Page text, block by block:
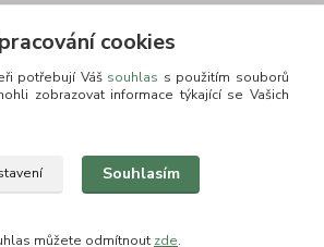
16:00 NUTNÁ REZERVACE
cookies
potřebují Váš souhlas s použitím souborů
zobrazovat informace týkající se Vašich
Souhlasím
můžete odmítnout zde.